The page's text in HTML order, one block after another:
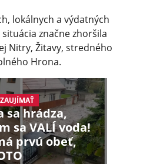
lokálnych a výdatných
značne zhoršila
Nitry, Žitavy, stredného
Hrona.
hrádza,
sa VALÍ voda!
prvú obeť,